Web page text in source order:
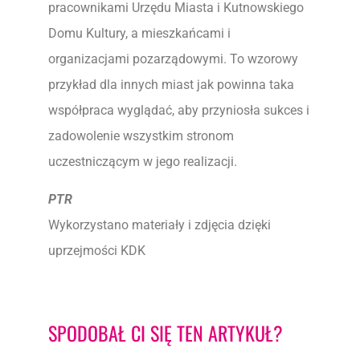
pracownikami Urzędu Miasta i Kutnowskiego
Domu Kultury, a mieszkańcami i
organizacjami pozarządowymi. To wzorowy
przykład dla innych miast jak powinna taka
współpraca wyglądać, aby przyniosła sukces i
zadowolenie wszystkim stronom
uczestniczącym w jego realizacji.
PTR
Wykorzystano materiały i zdjęcia dzięki
uprzejmości KDK
SPODOBAŁ CI SIĘ TEN ARTYKUŁ?